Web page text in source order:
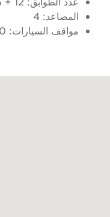
المصاعد: 4
مواقف السيارات: 1/500 قدم مربع